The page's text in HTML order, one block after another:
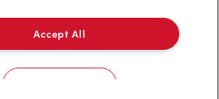
2023
Accept All